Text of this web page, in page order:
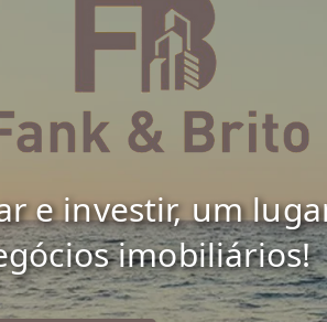
e investir, um
imobiliários!